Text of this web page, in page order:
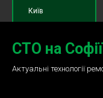
Київ
+380 95781-
+380 98791-
СТО на
Актуальні технології